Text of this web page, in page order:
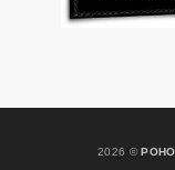
2026 ©